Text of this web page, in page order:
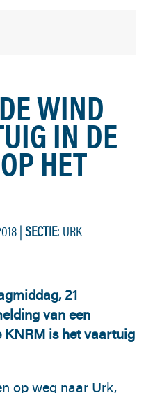
WIND
IN DE
HET
|SECTIE: URK
21
van een
is het vaartuig
op weg naar Urk,